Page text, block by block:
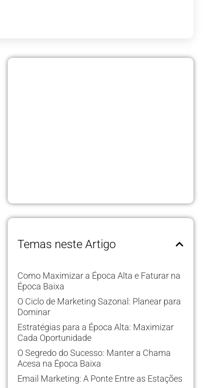
Temas neste Artigo
Como Maximizar a Época Alta e Faturar na
Época Baixa
O Ciclo de Marketing Sazonal: Planear para
Dominar
Estratégias para a Época Alta: Maximizar
Cada Oportunidade
O Segredo do Sucesso: Manter a Chama
Acesa na Época Baixa
Email Marketing: A Ponte Entre as Estações